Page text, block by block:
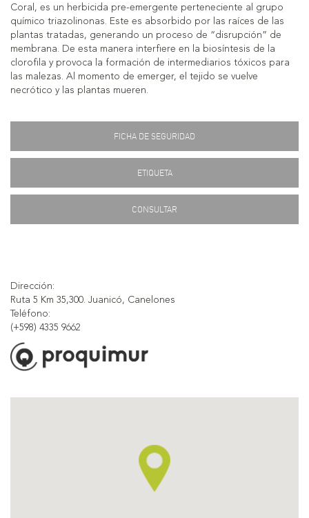
Coral, es un herbicida pre-emergente perteneciente al grupo
químico triazolinonas. Este es absorbido por las raíces de las
plantas tratadas, generando un proceso de “disrupción” de
membrana. De esta manera interfiere en la biosíntesis de la
clorofila y provoca la formación de intermediarios tóxicos para
las malezas. Al momento de emerger, el tejido se vuelve
necrótico y las plantas mueren.
FICHA DE SEGURIDAD
ETIQUETA
CONSULTAR
Dirección:
Ruta 5 Km 35,300. Juanicó, Canelones
Teléfono:
(+598) 4335 9662